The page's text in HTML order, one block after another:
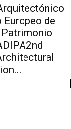
Europeo de
Patrimonio